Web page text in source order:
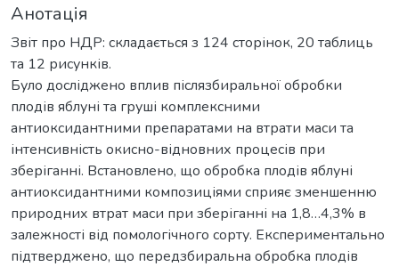
Анотація
Звіт про НДР: складається з 124 сторінок, 20 таблиць
та 12 рисунків.
Було досліджено вплив післязбиральної обробки
плодів яблуні та груші комплексними
антиоксидантними препаратами на втрати маси та
інтенсивність окисно-відновних процесів при
зберіганні. Встановлено, що обробка плодів яблуні
антиоксидантними композиціями сприяє зменшенню
природних втрат маси при зберіганні на 1,8…4,3% в
залежності від помологічного сорту. Експериментально
підтверджено, що передзбиральна обробка плодів